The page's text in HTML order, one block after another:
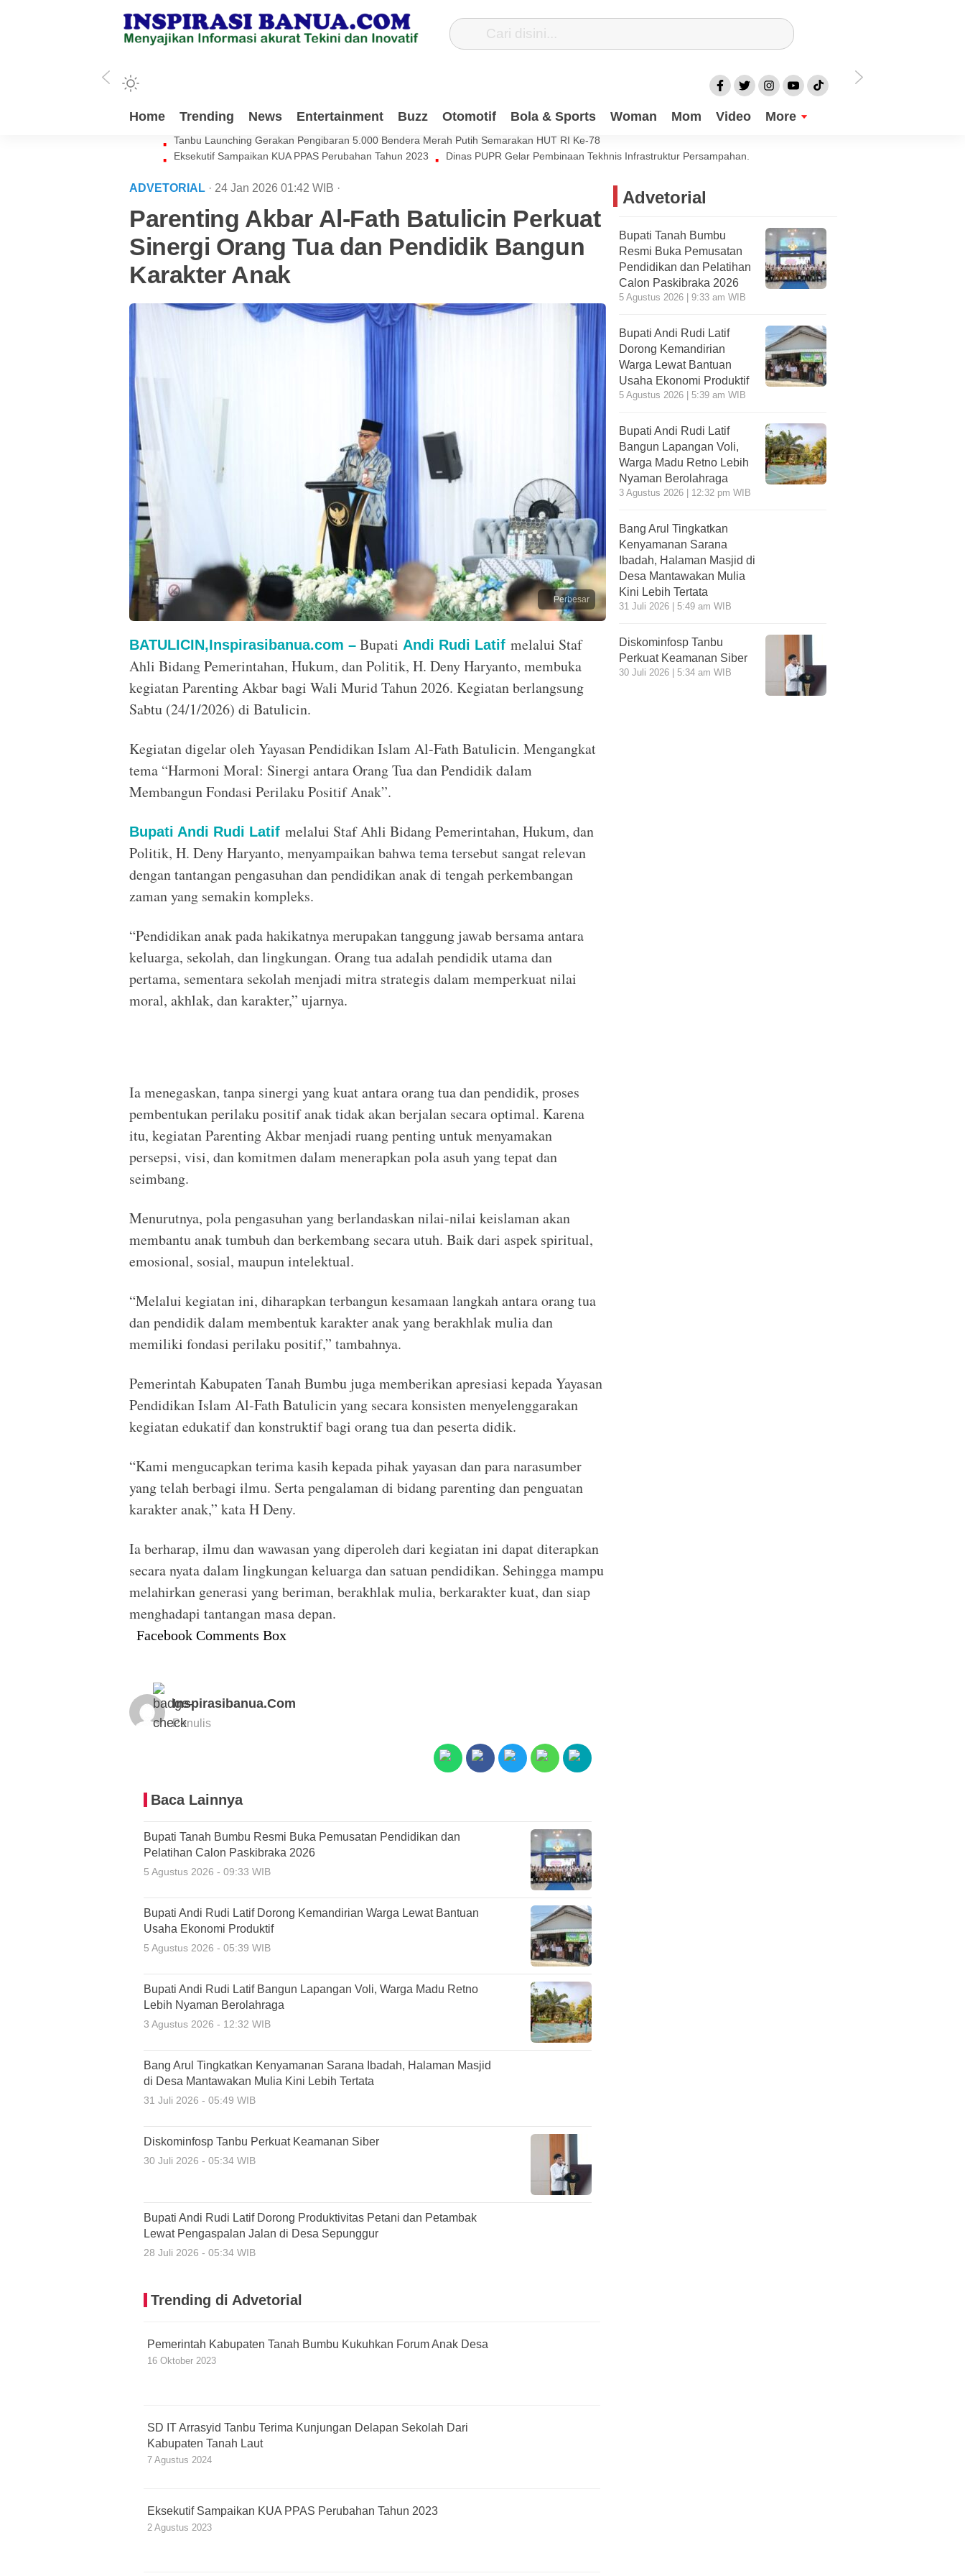
Home Trending News Entertainment Buzz Otomotif Bola & Sports Woman Mom Video More
Waket DPRD Tanbu Sebut Generasi Muda Harus Ikut Berkontribusi Untuk Negeri
Tanbu Launching Gerakan Pengibaran 5.000 Bendera Merah Putih Semarakan HUT RI Ke-78
Eksekutif Sampaikan KUA PPAS Perubahan Tahun 2023
Dinas PUPR Gelar Pembinaan Tekhnis Infrastruktur Persampahan.
ADVETORIAL · 24 Jan 2026 01:42 WIB ·
Parenting Akbar Al-Fath Batulicin Perkuat
Sinergi Orang Tua dan Pendidik Bangun
Karakter Anak
Perbesar
BATULICIN,Inspirasibanua.com – Bupati Andi Rudi Latif melalui Staf
Ahli Bidang Pemerintahan, Hukum, dan Politik, H. Deny Haryanto, membuka
kegiatan Parenting Akbar bagi Wali Murid Tahun 2026. Kegiatan berlangsung
Sabtu (24/1/2026) di Batulicin.
Kegiatan digelar oleh Yayasan Pendidikan Islam Al-Fath Batulicin. Mengangkat
tema “Harmoni Moral: Sinergi antara Orang Tua dan Pendidik dalam
Membangun Fondasi Perilaku Positif Anak”.
Bupati Andi Rudi Latif melalui Staf Ahli Bidang Pemerintahan, Hukum, dan
Politik, H. Deny Haryanto, menyampaikan bahwa tema tersebut sangat relevan
dengan tantangan pengasuhan dan pendidikan anak di tengah perkembangan
zaman yang semakin kompleks.
“Pendidikan anak pada hakikatnya merupakan tanggung jawab bersama antara
keluarga, sekolah, dan lingkungan. Orang tua adalah pendidik utama dan
pertama, sementara sekolah menjadi mitra strategis dalam memperkuat nilai
moral, akhlak, dan karakter,” ujarnya.
Ia menegaskan, tanpa sinergi yang kuat antara orang tua dan pendidik, proses
pembentukan perilaku positif anak tidak akan berjalan secara optimal. Karena
itu, kegiatan Parenting Akbar menjadi ruang penting untuk menyamakan
persepsi, visi, dan komitmen dalam menerapkan pola asuh yang tepat dan
seimbang.
Menurutnya, pola pengasuhan yang berlandaskan nilai-nilai keislaman akan
membantu anak tumbuh dan berkembang secara utuh. Baik dari aspek spiritual,
emosional, sosial, maupun intelektual.
“Melalui kegiatan ini, diharapkan terbangun kesamaan langkah antara orang tua
dan pendidik dalam membentuk karakter anak yang berakhlak mulia dan
memiliki fondasi perilaku positif,” tambahnya.
Pemerintah Kabupaten Tanah Bumbu juga memberikan apresiasi kepada Yayasan
Pendidikan Islam Al-Fath Batulicin yang secara konsisten menyelenggarakan
kegiatan edukatif dan konstruktif bagi orang tua dan peserta didik.
“Kami mengucapkan terima kasih kepada pihak yayasan dan para narasumber
yang telah berbagi ilmu. Serta pengalaman di bidang parenting dan penguatan
karakter anak,” kata H Deny.
Ia berharap, ilmu dan wawasan yang diperoleh dari kegiatan ini dapat diterapkan
secara nyata dalam lingkungan keluarga dan satuan pendidikan. Sehingga mampu
melahirkan generasi yang beriman, berakhlak mulia, berkarakter kuat, dan siap
menghadapi tantangan masa depan.
Facebook Comments Box
Inspirasibanua.com
Penulis
Baca Lainnya
Bupati Tanah Bumbu Resmi Buka Pemusatan Pendidikan dan
Pelatihan Calon Paskibraka 2026
5 Agustus 2026 - 09:33 WIB
Bupati Andi Rudi Latif Dorong Kemandirian Warga Lewat Bantuan
Usaha Ekonomi Produktif
5 Agustus 2026 - 05:39 WIB
Bupati Andi Rudi Latif Bangun Lapangan Voli, Warga Madu Retno
Lebih Nyaman Berolahraga
3 Agustus 2026 - 12:32 WIB
Bang Arul Tingkatkan Kenyamanan Sarana Ibadah, Halaman Masjid
di Desa Mantawakan Mulia Kini Lebih Tertata
31 Juli 2026 - 05:49 WIB
Diskominfosp Tanbu Perkuat Keamanan Siber
30 Juli 2026 - 05:34 WIB
Bupati Andi Rudi Latif Dorong Produktivitas Petani dan Petambak
Lewat Pengaspalan Jalan di Desa Sepunggur
28 Juli 2026 - 05:34 WIB
Trending di Advetorial
Pemerintah Kabupaten Tanah Bumbu Kukuhkan Forum Anak Desa
16 Oktober 2023
SD IT Arrasyid Tanbu Terima Kunjungan Delapan Sekolah Dari
Kabupaten Tanah Laut
7 Agustus 2024
Eksekutif Sampaikan KUA PPAS Perubahan Tahun 2023
2 Agustus 2023
Advetorial
Bupati Tanah Bumbu
Resmi Buka Pemusatan
Pendidikan dan Pelatihan
Calon Paskibraka 2026
5 Agustus 2026 | 9:33 am WIB
Bupati Andi Rudi Latif
Dorong Kemandirian
Warga Lewat Bantuan
Usaha Ekonomi Produktif
5 Agustus 2026 | 5:39 am WIB
Bupati Andi Rudi Latif
Bangun Lapangan Voli,
Warga Madu Retno Lebih
Nyaman Berolahraga
3 Agustus 2026 | 12:32 pm WIB
Bang Arul Tingkatkan
Kenyamanan Sarana
Ibadah, Halaman Masjid di
Desa Mantawakan Mulia
Kini Lebih Tertata
31 Juli 2026 | 5:49 am WIB
Diskominfosp Tanbu
Perkuat Keamanan Siber
30 Juli 2026 | 5:34 am WIB